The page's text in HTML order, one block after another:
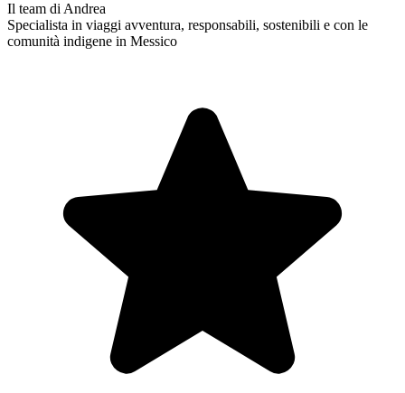
Il team di Andrea
Specialista in viaggi avventura, responsabili, sostenibili e con le
comunità indigene in Messico